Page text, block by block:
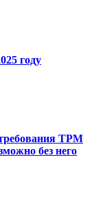
году
TPM
без него